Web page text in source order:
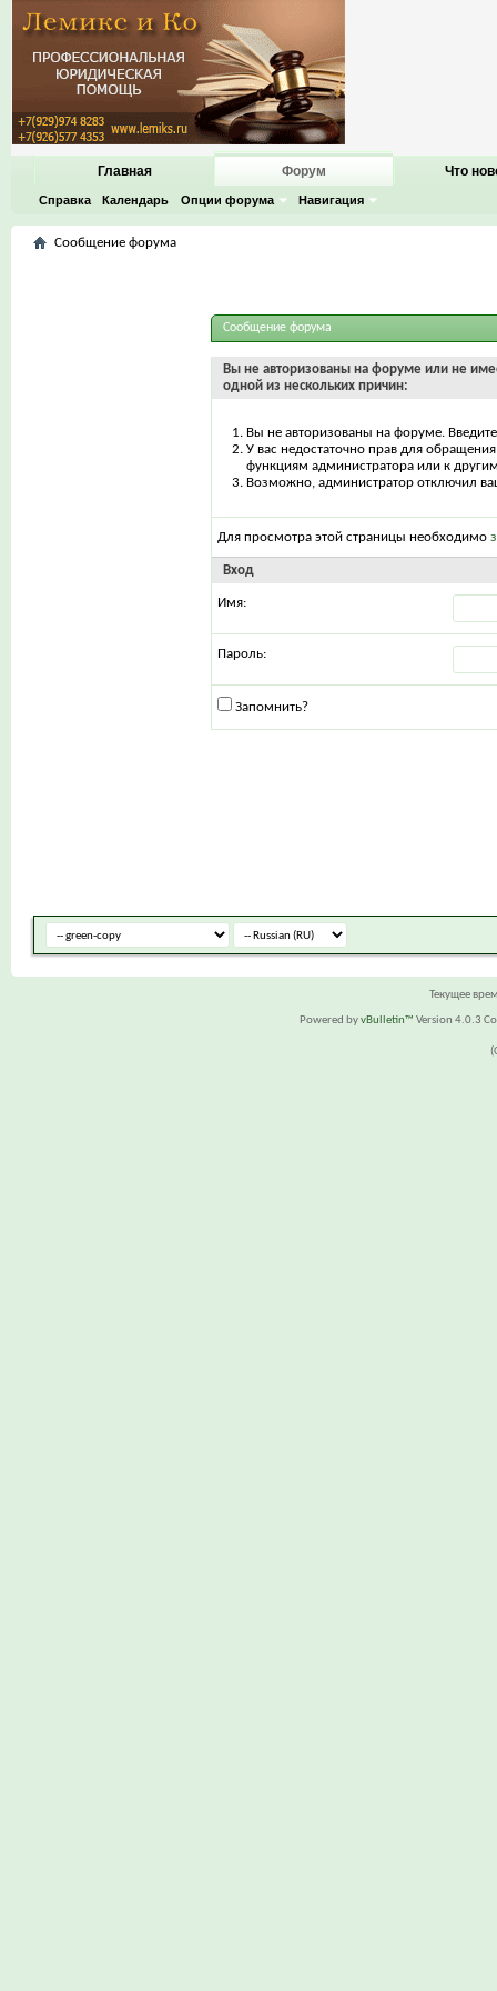
Главная Форум
Справка Календарь Опции форума Навигация
Что
Сообщение форума
Сообщение форума
Вы не авторизованы на форуме или не
одной из нескольких причин:
Вы не авторизованы на форуме.
У вас недостаточно прав для
функциям администратора или к
Возможно, администратор отключил
Для просмотра этой страницы необходимо
Вход
Имя:
Пароль:
Запомнить?
Текущее
Powered byvBulletin™ Version 4.0.3